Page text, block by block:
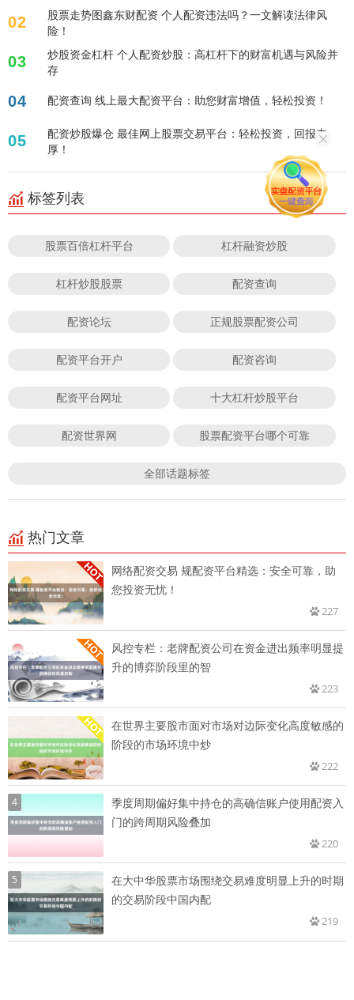
02
股票走势图鑫东财配资 个人配资违法吗？一文解读法律风
险！
03
炒股资金杠杆 个人配资炒股：高杠杆下的财富机遇与风险并
存
04 配资查询 线上最大配资平台：助您财富增值，轻松投资！
05
配资炒股爆仓 最佳网上股票交易平台：轻松投资，回报丰
厚！
标签列表
股票百倍杠杆平台 杠杆融资炒股
杠杆炒股股票 配资查询
配资论坛 正规股票配资公司
配资平台开户 配资咨询
配资平台网址 十大杠杆炒股平台
配资世界网 股票配资平台哪个可靠
全部话题标签
热门文章
网络配资交易 规配资平台精选：安全可靠，助
您投资无忧！
227
风控专栏：老牌配资公司在资金进出频率明显提
升的博弈阶段里的智
223
在世界主要股市面对市场对边际变化高度敏感的
阶段的市场环境中炒
222
4
季度周期偏好集中持仓的高确信账户使用配资入
门的跨周期风险叠加
220
5
在大中华股票市场围绕交易难度明显上升的时期
的交易阶段中国内配
219